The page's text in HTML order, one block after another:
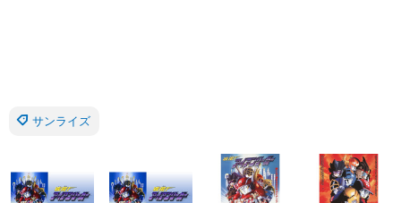
サンライズ